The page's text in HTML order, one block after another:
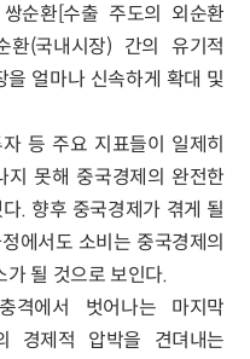
순환[수출 주도의 외순환
환(국내시장) 간의 유기적
얼마나 신속하게 확대 및
등 주요 지표들이 일제히
못해 중국경제의 완전한
. 향후 중국경제가 겪게 될
에서도 소비는 중국경제의
가 될 것으로 보인다.
격에서 벗어나는 마지막
경제적 압박을 견뎌내는